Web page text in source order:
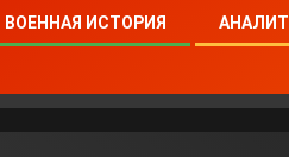
ВОЕННАЯ ИСТОРИЯ